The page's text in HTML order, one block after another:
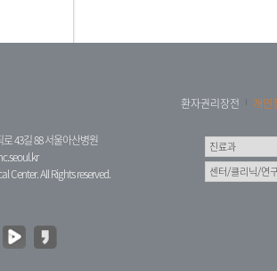
43길 88 서울아산병원
Center. All Rights reserved.
환자권리장전 개인